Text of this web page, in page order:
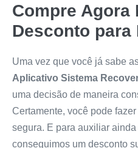
Compre Agora
Desconto para
Uma vez que você já sabe
Aplicativo Sistema
uma decisão de maneira
Certamente, você pode
segura. E para auxiliar
conseguimos um desconto